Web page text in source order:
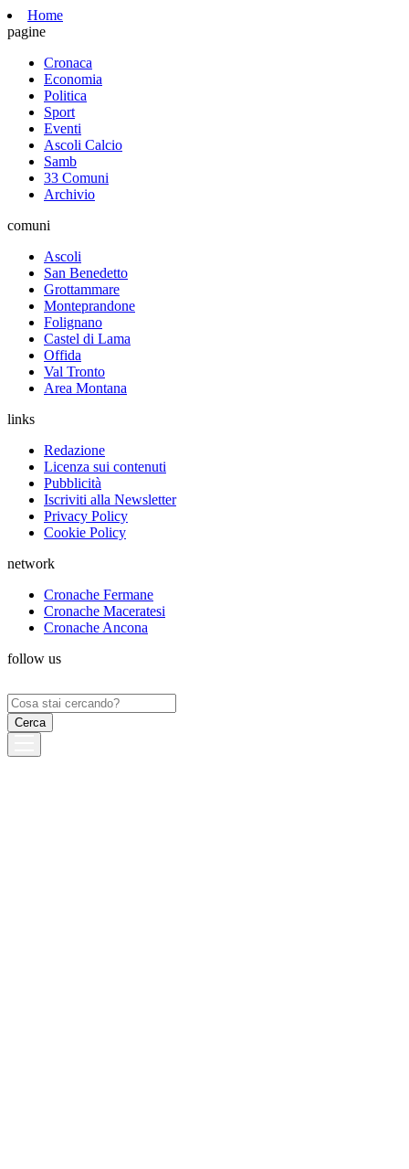
Home
pagine
Cronaca
Economia
Politica
Sport
Eventi
Ascoli Calcio
Samb
33 Comuni
Archivio
comuni
Ascoli
San Benedetto
Grottammare
Monteprandone
Folignano
Castel di Lama
Offida
Val Tronto
Area Montana
links
Redazione
Licenza sui contenuti
Pubblicità
Iscriviti alla Newsletter
Privacy Policy
Cookie Policy
network
Cronache Fermane
Cronache Maceratesi
Cronache Ancona
follow us
Ricerca
per: